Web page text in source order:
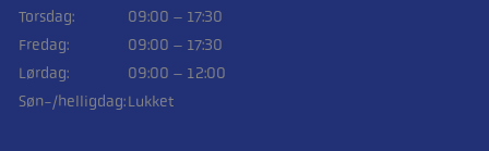
Torsdag:
09:00 – 17:30
Fredag:
09:00 – 17:30
Lørdag:
09:00 – 12:00
Søn-/helligdag:Lukket